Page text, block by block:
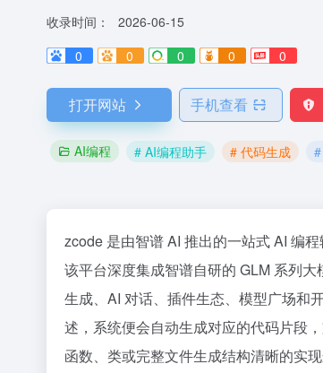
收录时间：
2026-06-15
0
0 0 0 0
打开网站 手机查看
AI编程 # AI编程助手 # 代码生成
zcode 是由智谱 AI 推出的一站式 AI 编
该平台深度集成智谱自研的 GLM 系列
生成、AI 对话、插件生态、模型广场和
述，系统便会自动生成对应的代码片段
函数、类或完整文件生成结构清晰的实